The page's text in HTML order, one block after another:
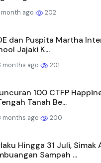
month ago 202
dan Puspita Martha
Jajaki K...
months ago 201
100 CTFP
Tanah Be...
months ago 200
Hingga 31 Juli, Simak
Sampah ...